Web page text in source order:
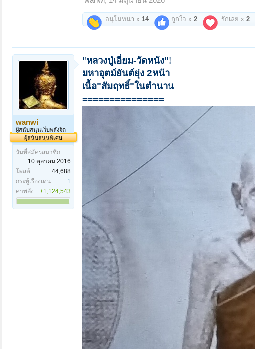
อนุโมทนา x 14 ถูกใจ x 2 รักเลย x 2
wanwi
ผู้สนับสนุนเว็บพลังจิต
ผู้สนับสนุนพิเศษ
วันที่สมัครสมาชิก:
10 ตุลาคม 2016
โพสต์:
44,688
กระทู้เรื่องเด่น:
1
ค่าพลัง:
+1,124,543
"หลวงปู่เอี่ยม-วัดหนัง"!
มหาอุตม์ยันต์ยุ่ง 2หน้า
เนื้อ"สัมฤทธิ์"ในตำนาน
===============